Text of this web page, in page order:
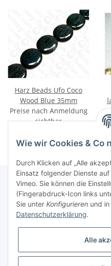
Harz Beads Ufo Coco
Wood Blue 35mm
Preise nach Anmeldung
sichtbar
Informationen
Gesetzliche Informationen
Wie wir Cookies & Co
Durch Klicken auf „Alle
Einsatz folgender Dienste
Vimeo. Sie können die
(Fingerabdruck-Icon links
Sie unter Konfigurieren und
Datenschutzerklärung.
Alle